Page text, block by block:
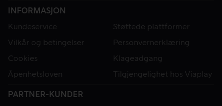
INFORMASJON
Kundeservice
Støttede plattformer
Vilkår og betingelser
Personvernerklæring
Cookies
Klageadgang
Åpenhetsloven
Tilgjengelighet hos Viaplay
PARTNER-KUNDER